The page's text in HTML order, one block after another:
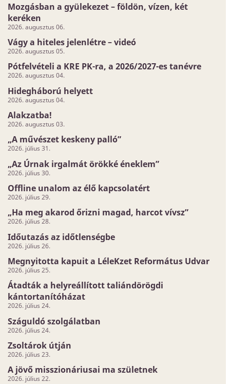
Mozgásban a gyülekezet – földön, vízen, két
keréken
2026. augusztus 06.
Vágy a hiteles jelenlétre – videó
2026. augusztus 05.
Pótfelvételi a KRE PK-ra, a 2026/2027-es tanévre
2026. augusztus 04.
Hidegháború helyett
2026. augusztus 04.
Alakzatba!
2026. augusztus 03.
„A művészet keskeny palló”
2026. július 31.
„Az Úrnak irgalmát örökké éneklem”
2026. július 30.
Offline unalom az élő kapcsolatért
2026. július 29.
„Ha meg akarod őrizni magad, harcot vívsz”
2026. július 28.
Időutazás az időtlenségbe
2026. július 26.
Megnyitotta kapuit a LéleKzet Református Udvar
2026. július 25.
Átadták a helyreállított taliándörögdi
kántortanítóházat
2026. július 24.
Száguldó szolgálatban
2026. július 24.
Zsoltárok útján
2026. július 23.
A jövő misszionáriusai ma születnek
2026. július 22.